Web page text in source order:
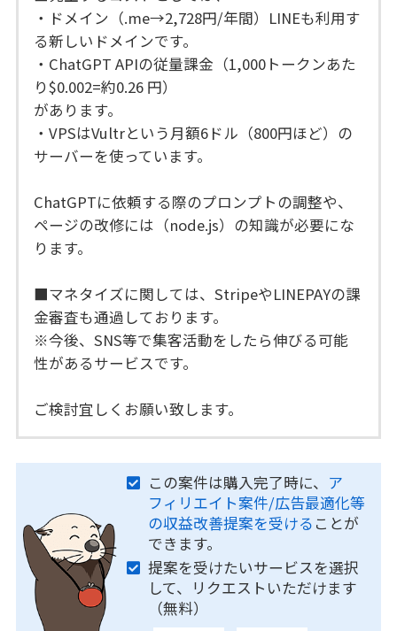
・ドメイン（.me→2,728円/年間）LINEも利用す
る新しいドメインです。
・ChatGPT APIの従量課金（1,000トークンあた
り$0.002=約0.26 円）
があります。
・VPSはVultrという月額6ドル（800円ほど）の
サーバーを使っています。
ChatGPTに依頼する際のプロンプトの調整や、
ページの改修には（node.js）の知識が必要にな
ります。
■マネタイズに関しては、StripeやLINEPAYの課
金審査も通過しております。
※今後、SNS等で集客活動をしたら伸びる可能
性があるサービスです。
ご検討宜しくお願い致します。
この案件は購入完了時に、 ア
フィリエイト案件/広告最適化等
の収益改善提案を受ける ことが
できます。
提案を受けたいサービスを選択
して、リクエストいただけます
（無料）